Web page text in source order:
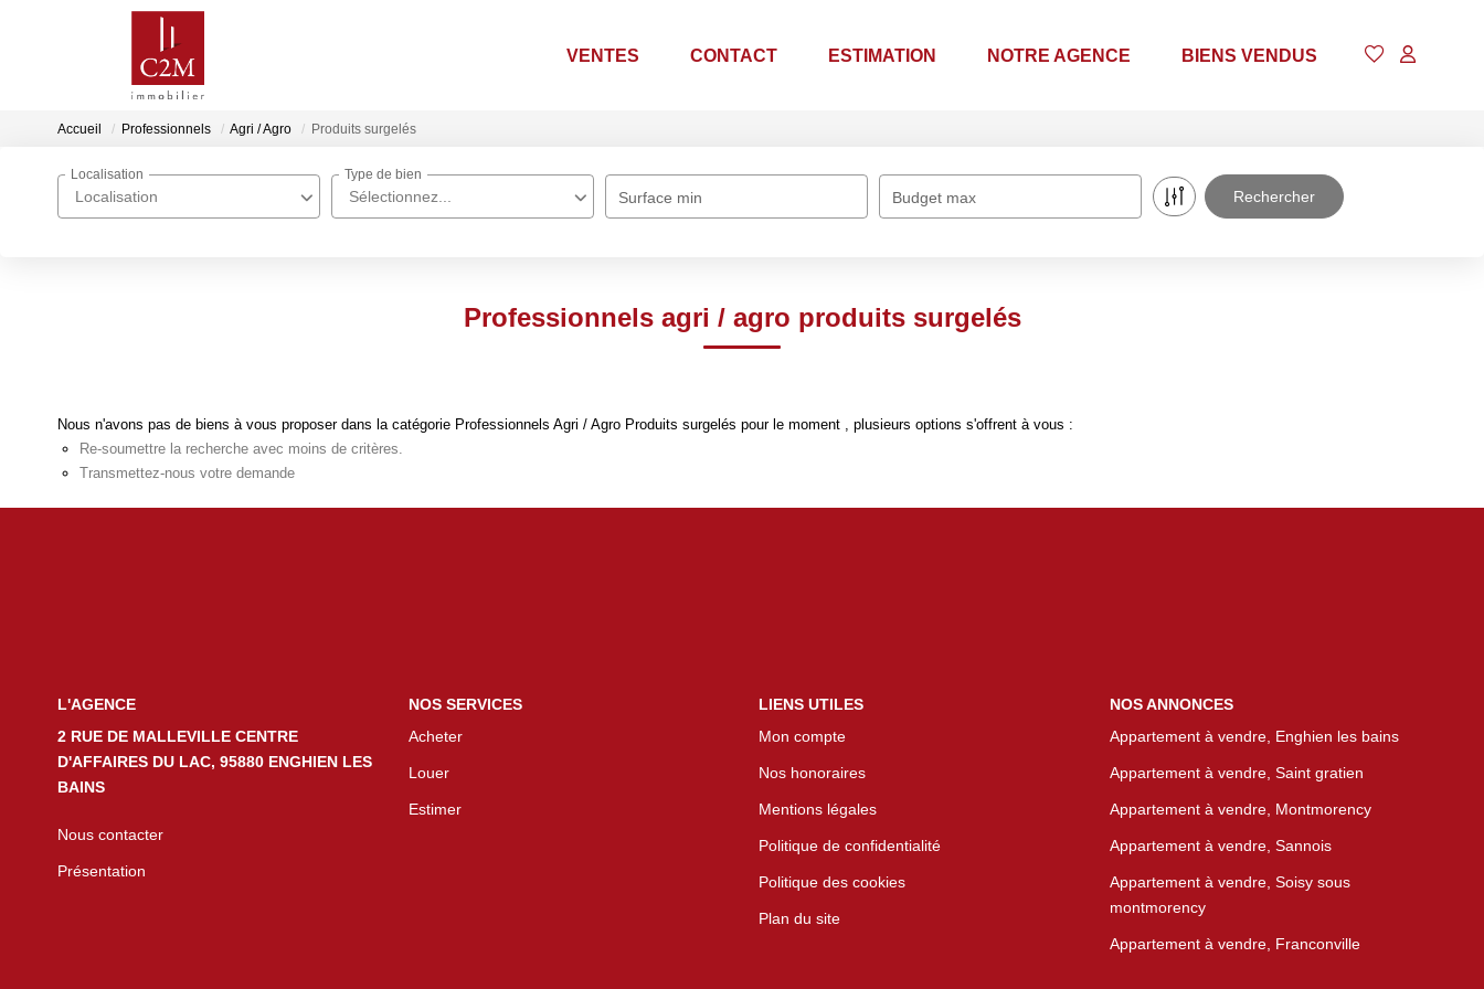
VENTES CONTACT ESTIMATION NOTRE AGENCE BIENS VENDUS
Accueil Professionnels Agri / Agro Produits surgelés
Localisation
Localisation
Sélectionnez...
Type de bien
Surface min Budget max
Professionnels agri / agro produits surgelés
Nous n'avons pas de biens à vous proposer dans la catégorie Professionnels Agri / Agro Produits surgelés pour le moment , plusieurs options s'offrent à vous :
Re-soumettre la recherche avec moins de critères.
Transmettez-nous votre demande
L'AGENCE
2 RUE DE MALLEVILLE CENTRE
D'AFFAIRES DU LAC, 95880 ENGHIEN LES
BAINS
Nous contacter
Présentation
NOS SERVICES
Acheter
Louer
Estimer
LIENS UTILES
Mon compte
Nos honoraires
Mentions légales
Politique de confidentialité
Politique des cookies
Plan du site
NOS ANNONCES
Appartement à vendre, Enghien les bains
Appartement à vendre, Saint gratien
Appartement à vendre, Montmorency
Appartement à vendre, Sannois
Appartement à vendre, Soisy sous
montmorency
Appartement à vendre, Franconville